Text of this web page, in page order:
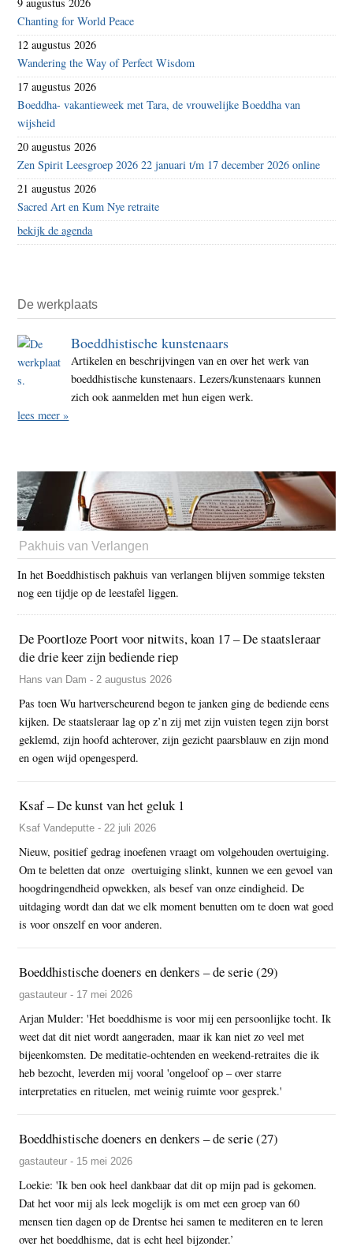
Chanting for World Peace
12 augustus 2026
Wandering the Way of Perfect Wisdom
17 augustus 2026
Boeddha- vakantieweek met Tara, de vrouwelijke Boeddha van
wijsheid
20 augustus 2026
Zen Spirit Leesgroep 2026 22 januari t/m 17 december 2026 online
21 augustus 2026
Sacred Art en Kum Nye retraite
bekijk de agenda
De werkplaats
Boeddhistische kunstenaars
Artikelen en beschrijvingen van en over het werk van
boeddhistische kunstenaars. Lezers/kunstenaars kunnen
zich ook aanmelden met hun eigen werk.
lees meer »
Pakhuis van Verlangen
In het Boeddhistisch pakhuis van verlangen blijven sommige teksten
nog een tijdje op de leestafel liggen.
De Poortloze Poort voor nitwits, koan 17 – De staatsleraar
die drie keer zijn bediende riep
Hans van Dam - 2 augustus 2026
Pas toen Wu hartverscheurend begon te janken ging de bediende eens
kijken. De staatsleraar lag op z’n zij met zijn vuisten tegen zijn borst
geklemd, zijn hoofd achterover, zijn gezicht paarsblauw en zijn mond
en ogen wijd opengesperd.
Ksaf – De kunst van het geluk 1
Ksaf Vandeputte - 22 juli 2026
Nieuw, positief gedrag inoefenen vraagt om volgehouden overtuiging.
Om te beletten dat onze overtuiging slinkt, kunnen we een gevoel van
hoogdringendheid opwekken, als besef van onze eindigheid. De
uitdaging wordt dan dat we elk moment benutten om te doen wat goed
is voor onszelf en voor anderen.
Boeddhistische doeners en denkers – de serie (29)
gastauteur - 17 mei 2026
Arjan Mulder: 'Het boeddhisme is voor mij een persoonlijke tocht. Ik
weet dat dit niet wordt aangeraden, maar ik kan niet zo veel met
bijeenkomsten. De meditatie-ochtenden en weekend-retraites die ik
heb bezocht, leverden mij vooral 'ongeloof op – over starre
interpretaties en rituelen, met weinig ruimte voor gesprek.'
Boeddhistische doeners en denkers – de serie (27)
gastauteur - 15 mei 2026
Loekie: 'Ik ben ook heel dankbaar dat dit op mijn pad is gekomen.
Dat het voor mij als leek mogelijk is om met een groep van 60
mensen tien dagen op de Drentse hei samen te mediteren en te leren
over het boeddhisme, dat is echt heel bijzonder.’